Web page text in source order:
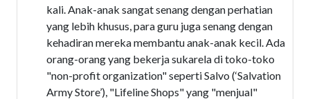
kali. Anak-anak sangat senang dengan perhatian
yang lebih khusus, para guru juga senang dengan
kehadiran mereka membantu anak-anak kecil. Ada
orang-orang yang bekerja sukarela di toko-toko
"non-profit organization" seperti Salvo (‘Salvation
Army Store’), "Lifeline Shops" yang "menjual"